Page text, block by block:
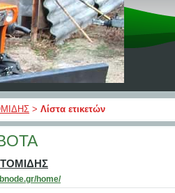
> Λίστα ετικετών
home/